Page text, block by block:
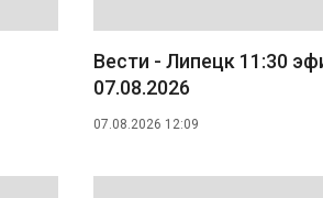
Вести - Липецк 11:30
07.08.2026
07.08.2026 12:09